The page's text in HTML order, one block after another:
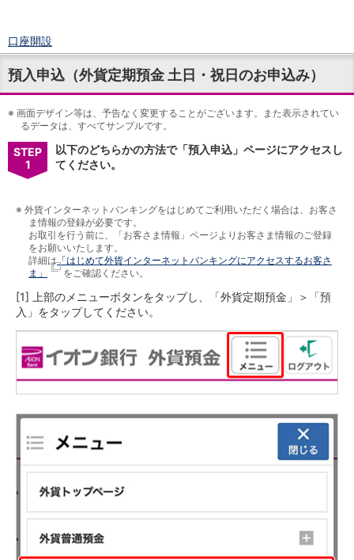
口座開設
ログイン
チャット
メニュー
商品・サービス
預金
円預金TOP
普通預金
積立式定期預金
外貨預金TOP
外貨普通預金
外貨定期預金
外貨普通預金積立
資産運用
投資信託TOP
投信つみたて
NISA
金銭信託
金銭信託のしくみ
取扱商品一覧
iDeCo（個人型確定拠出年金）
国民年金基金
ロボアドバイザークラウドファンディング
WealthNavi for イオン銀行（ロボアドバイザー）
funds
まいクラウドファンディング
ローン
預入申込（外貨定期預金 土日・祝日のお申込み）
※ 画面デザイン等は、予告なく変更することがございます。また表示されてい
るデータは、すべてサンプルです。
STEP
1
以下のどちらかの方法で「預入申込」ページにアクセスし
てください。
※ 外貨インターネットバンキングをはじめてご利用いただく場合は、お客さ
ま情報の登録が必要です。
お取引を行う前に、「お客さま情報」ページよりお客さま情報のご登録
をお願いいたします。
詳細は「はじめて外貨インターネットバンキングにアクセスするお客さ
ま」
をご確認ください。
[1] 上部のメニューボタンをタップし、「外貨定期預金」＞「預
入」をタップしてください。